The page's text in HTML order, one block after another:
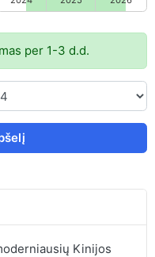
per 1-3 d.d.
Kinijos